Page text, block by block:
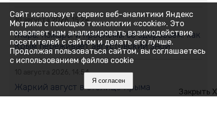
10 августа 2026, 15:24
Жара, пожары и проблемы со здоровьем: как
Крым переживает августовский зной
10 августа 2026, 14:54
Жаркий август в столице Крыма Закрыть X
Сайт использует сервис веб-аналитики Яндекс
Метрика с помощью технологии «cookie». Это
позволяет нам анализировать взаимодействие
посетителей с сайтом и делать его лучше.
Продолжая пользоваться сайтом, вы соглашаетесь
с использованием файлов cookie
Я согласен